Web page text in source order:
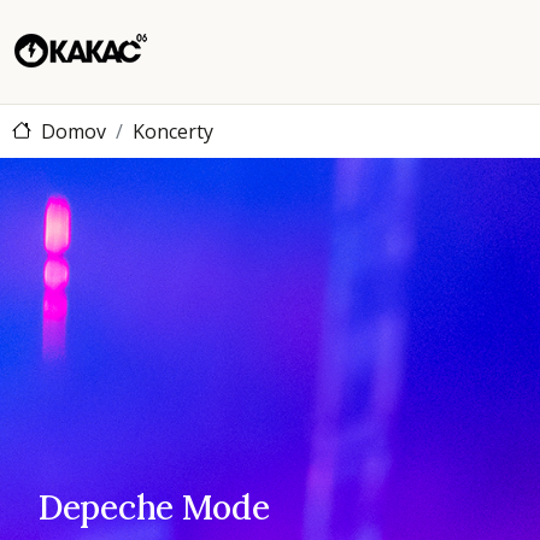
Domov Koncerty
Depeche Mode
Depeche Mode